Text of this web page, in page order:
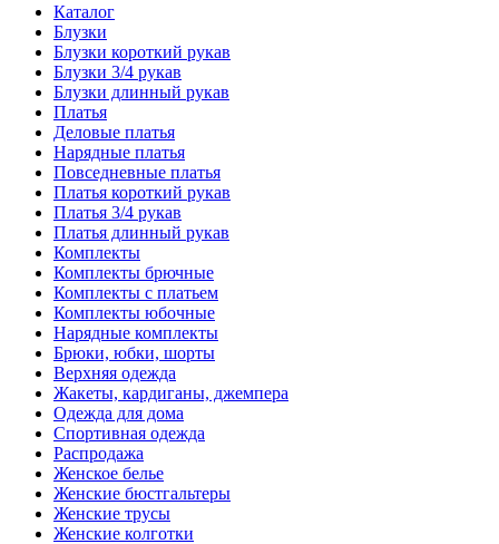
Каталог
Блузки
Блузки короткий рукав
Блузки 3/4 рукав
Блузки длинный рукав
Платья
Деловые платья
Нарядные платья
Повседневные платья
Платья короткий рукав
Платья 3/4 рукав
Платья длинный рукав
Комплекты
Комплекты брючные
Комплекты с платьем
Комплекты юбочные
Нарядные комплекты
Брюки, юбки, шорты
Верхняя одежда
Жакеты, кардиганы, джемпера
Одежда для дома
Спортивная одежда
Распродажа
Женское белье
Женские бюстгальтеры
Женские трусы
Женские колготки